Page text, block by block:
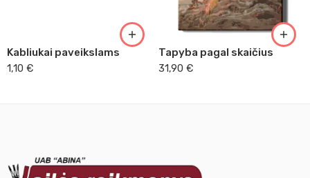
Kabliukai paveikslams
1,10 €
Tapyba pagal skaičius
31,90 €